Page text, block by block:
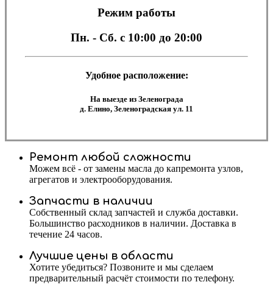
Режим работы
Пн. - Сб. с 10:00 до 20:00
Удобное расположение:
На выезде из Зеленограда
д. Елино, Зеленоградская ул. 11
Ремонт любой сложности
Можем всё - от замены масла до капремонта узлов,
агрегатов и электрооборудования.
Запчасти в наличии
Собственный склад запчастей и служба доставки.
Большинство расходников в наличии. Доставка в
течение 24 часов.
Лучшие цены в области
Хотите убедиться? Позвоните и мы сделаем
предварительный расчёт стоимости по телефону.